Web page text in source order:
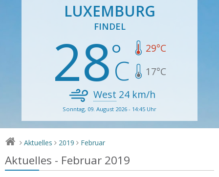
LUXEMBURG
FINDEL
28 29°C
17°C
West 24 km/h
Sonntag, 09. August 2026 - 14:45 Uhr
> Aktuelles > 2019 > Februar
Aktuelles - Februar 2019